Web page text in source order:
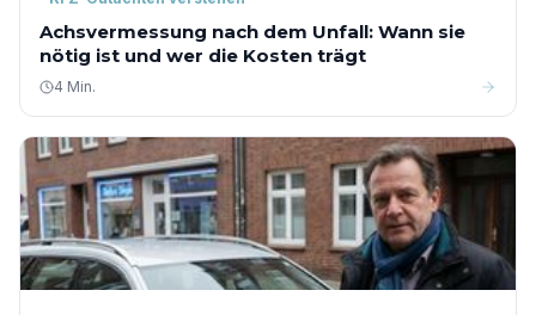
Achsvermessung nach dem Unfall: Wann sie
nötig ist und wer die Kosten trägt
4 Min.